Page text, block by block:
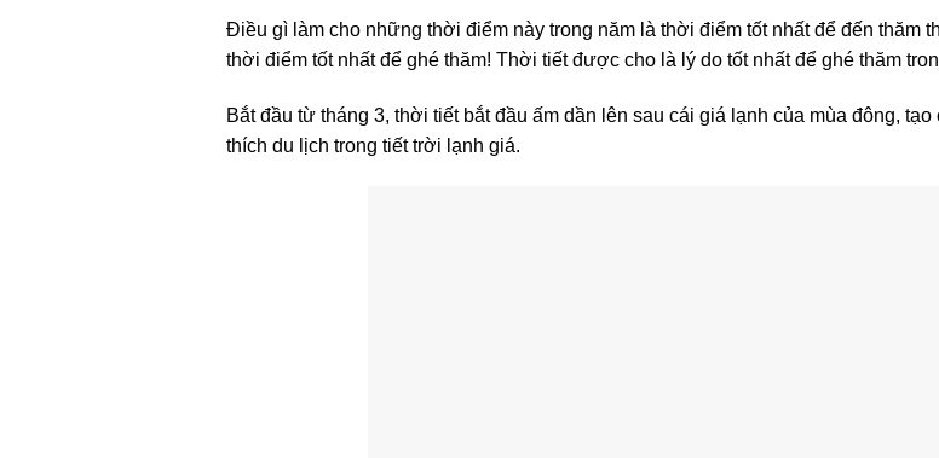
Điều gì làm cho những thời điểm này trong năm là thời điểm tốt nhất để đến thăm
thời điểm tốt nhất để ghé thăm! Thời tiết được cho là lý do tốt nhất để ghé thăm
Bắt đầu từ tháng 3, thời tiết bắt đầu ấm dần lên sau cái giá lạnh của mùa đông,
thích du lịch trong tiết trời lạnh giá.